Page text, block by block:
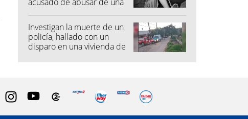
Investigan la muerte de un
policía, hallado con un
disparo en una vivienda de